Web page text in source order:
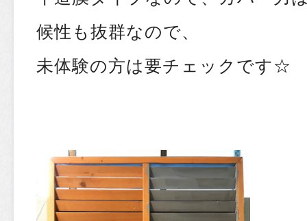
候性も抜群なので、
未体験の方は要チェックです☆